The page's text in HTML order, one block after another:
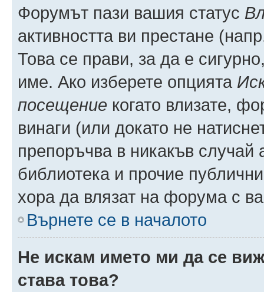
Форумът пази вашия статус
активността ви престане
Това се прави, за да е
име. Ако изберете опцията
посещение когато влизате,
винаги (или докато не
препоръчва в никакъв случай
библиотека и прочие
хора да влязат на форума с
Върнете се в началото
Не искам името ми да се
става това?